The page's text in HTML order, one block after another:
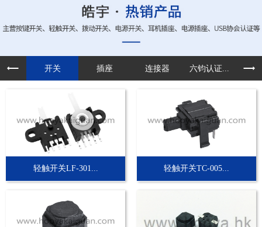
开关 插座 连接器 六钧认证... 定
轻触开关LF-301... 轻触开关TC-005...